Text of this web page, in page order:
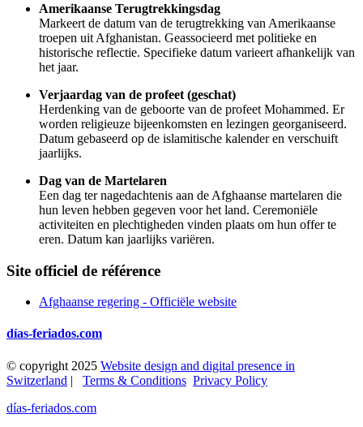
Amerikaanse Terugtrekkingsdag
Markeert de datum van de terugtrekking van Amerikaanse
troepen uit Afghanistan. Geassocieerd met politieke en
historische reflectie. Specifieke datum varieert afhankelijk van
het jaar.
Verjaardag van de profeet (geschat)
Herdenking van de geboorte van de profeet Mohammed. Er
worden religieuze bijeenkomsten en lezingen georganiseerd.
Datum gebaseerd op de islamitische kalender en verschuift
jaarlijks.
Dag van de Martelaren
Een dag ter nagedachtenis aan de Afghaanse martelaren die
hun leven hebben gegeven voor het land. Ceremoniële
activiteiten en plechtigheden vinden plaats om hun offer te
eren. Datum kan jaarlijks variëren.
Site officiel de référence
Afghaanse regering - Officiële website
días-feriados.com
© copyright 2025 Website design and digital presence in
Switzerland | Terms & Conditions Privacy Policy
días-feriados.com